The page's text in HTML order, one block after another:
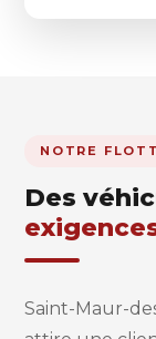
NOTRE
Des
Saint-Maur-